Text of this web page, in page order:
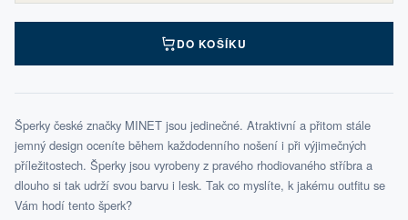
DO KOŠÍKU
Šperky české značky MINET jsou jedinečné. Atraktivní a přitom stále
jemný design oceníte během každodenního nošení i při výjimečných
příležitostech. Šperky jsou vyrobeny z pravého rhodiovaného stříbra a
dlouho si tak udrží svou barvu i lesk. Tak co myslíte, k jakému outfitu se
Vám hodí tento šperk?